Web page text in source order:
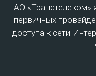
АО «Транстелеком»
первичных
доступа к сети